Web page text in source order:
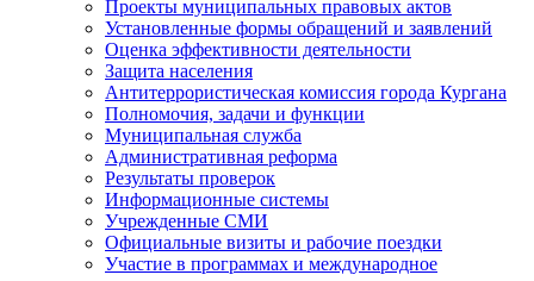
Проекты муниципальных правовых актов
Установленные формы обращений и заявлений
Оценка эффективности деятельности
Защита населения
Антитеррористическая комиссия города Кургана
Полномочия, задачи и функции
Муниципальная служба
Административная реформа
Результаты проверок
Информационные системы
Учрежденные СМИ
Официальные визиты и рабочие поездки
Участие в программах и международное